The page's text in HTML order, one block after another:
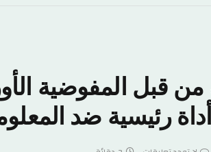
المفوضية